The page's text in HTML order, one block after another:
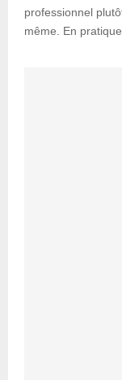
professionnel
même. En